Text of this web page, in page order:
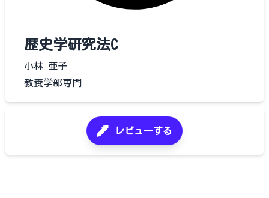
歴史学研究法C
小林 亜子
教養学部専門
レビューする